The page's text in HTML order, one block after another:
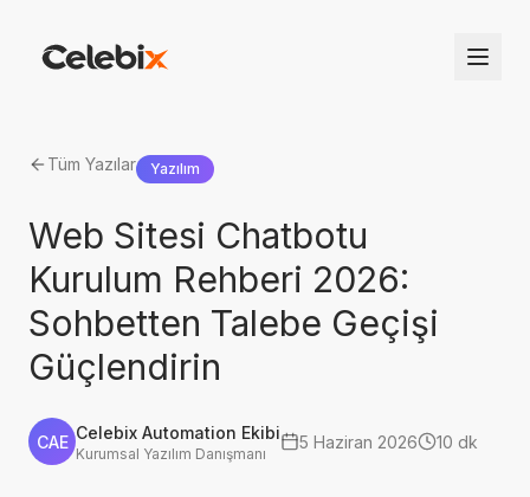
Tüm Yazılar Yazılım
Web Sitesi Chatbotu
Kurulum Rehberi 2026:
Sohbetten Talebe Geçişi
Güçlendirin
CAE Celebix Automation Ekibi
Kurumsal Yazılım Danışmanı
5 Haziran 2026 10 dk